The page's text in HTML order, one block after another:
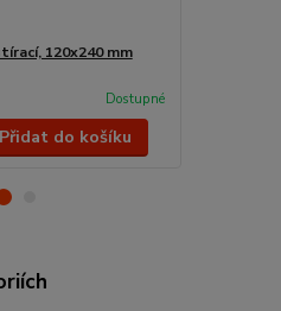
120x240 mm
Dostupné
Přidat do košíku